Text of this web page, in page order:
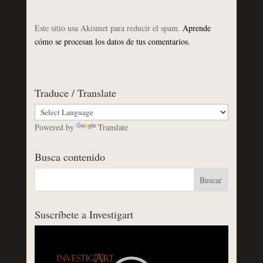
Este sitio usa Akismet para reducir el spam. Aprende
cómo se procesan los datos de tus comentarios.
Traduce / Translate
Powered by Translate
Busca contenido
Suscríbete a Investigart